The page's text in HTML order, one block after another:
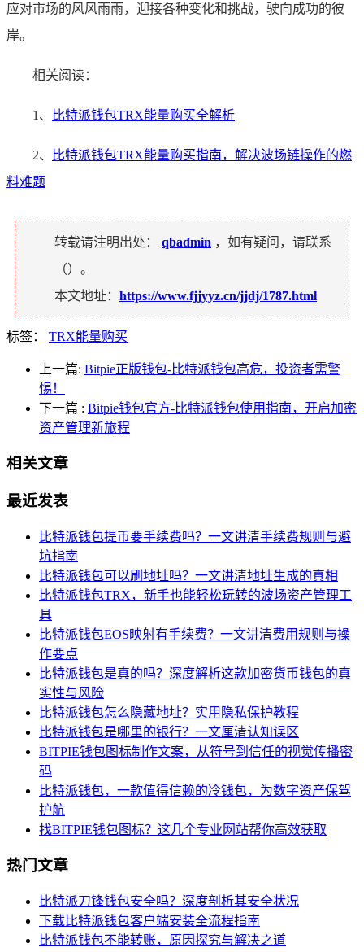
应对市场的风风雨雨，迎接各种变化和挑战，驶向成功的彼
岸。
相关阅读：
1、 比特派钱包TRX能量购买全解析
2、
比特派钱包TRX能量购买指南，解决波场链操作的燃
料难题
转载请注明出处： qbadmin ，如有疑问，请联系
（）。
本文地址： https://www.fjjyyz.cn/jjdj/1787.html
标签： TRX能量购买
上一篇: Bitpie正版钱包-比特派钱包高危，投资者需警
惕！
下一篇 : Bitpie钱包官方-比特派钱包使用指南，开启加密
资产管理新旅程
相关文章
最近发表
比特派钱包提币要手续费吗？一文讲清手续费规则与避
坑指南
比特派钱包可以刷地址吗？一文讲清地址生成的真相
比特派钱包TRX，新手也能轻松玩转的波场资产管理工
具
比特派钱包EOS映射有手续费？一文讲清费用规则与操
作要点
比特派钱包是真的吗？深度解析这款加密货币钱包的真
实性与风险
比特派钱包怎么隐藏地址？实用隐私保护教程
比特派钱包是哪里的银行？一文厘清认知误区
BITPIE钱包图标制作文案，从符号到信任的视觉传播密
码
比特派钱包，一款值得信赖的冷钱包，为数字资产保驾
护航
找BITPIE钱包图标？这几个专业网站帮你高效获取
热门文章
比特派刀锋钱包安全吗？深度剖析其安全状况
下载比特派钱包客户端安装全流程指南
比特派钱包不能转账，原因探究与解决之道